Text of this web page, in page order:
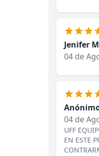
Jenifer
04 de
04 de
UFF
EN ESTE